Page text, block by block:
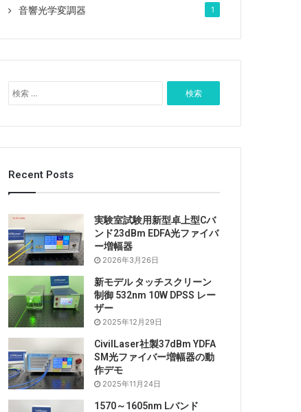
音響光学変調器 1
索
Recent Posts
実験室試験用新型卓上型Cバ
ンド23dBm EDFA光ファイバ
ー増幅器
2026年3月26日
新モデル タッチスクリーン
制御 532nm 10W DPSS レー
ザー
2025年12月29日
CivilLaser社製37dBm YDFA
SM光ファイバー増幅器の動
作デモ
2025年11月24日
1570～1605nm Lバンド